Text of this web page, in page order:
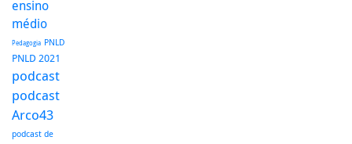
ensino
médio
Pedagogia PNLD
PNLD 2021
podcast
podcast
Arco43
podcast de